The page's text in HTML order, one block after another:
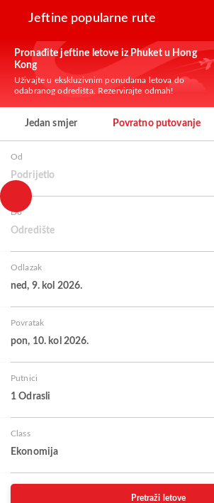
Jeftine popularne rute
Pronađite jeftine letove iz Phuket u Hong
Kong
Uživajte u ekskluzivnim ponudama letova do
odabranog odredišta. Rezervirajte odmah!
Jedan smjer Povratno putovanje
Od
Podrijetlo
Do
Odredište
Odlazak
ned, 9. kol 2026.
Povratak
pon, 10. kol 2026.
Putnici
1 Odrasli
Class
Ekonomija
Pretraži letove